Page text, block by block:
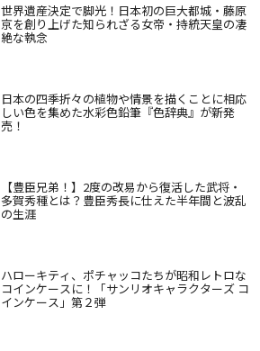
世界遺産決定で脚光！日本初の巨大都城・藤原
京を創り上げた知られざる女帝・持統天皇の凄
絶な執念
日本の四季折々の植物や情景を描くことに相応
しい色を集めた水彩色鉛筆『色辞典』が新発
売！
【豊臣兄弟！】2度の改易から復活した武将・
多賀秀種とは？豊臣秀長に仕えた半年間と波乱
の生涯
ハローキティ、ポチャッコたちが昭和レトロな
コインケースに！「サンリオキャラクターズ コ
インケース」第２弾